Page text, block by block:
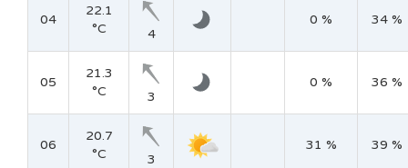
04
22.1
°C
4
0 % 34 %
05
21.3
°C
3
0 % 36 %
06
20.7
°C
3
31 % 39 %